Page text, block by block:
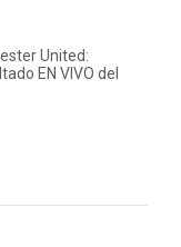
United:
EN VIVO del